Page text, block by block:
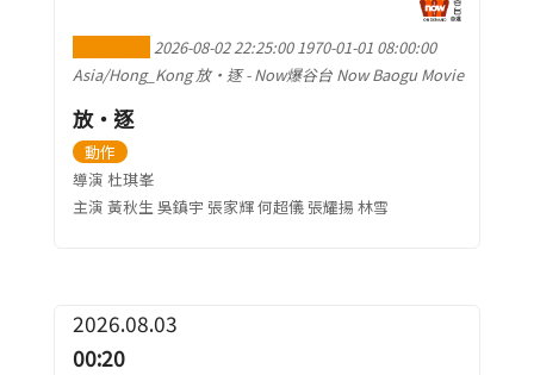
2026-08-02 22:25:00 1970-01-01 08:00:00
Asia/Hong_Kong 放‧逐 - Now爆谷台 Now Baogu Movie
放‧逐
動作
導演 杜琪峯
主演 黃秋生 吳鎮宇 張家輝 何超儀 張耀揚 林雪
2026.08.03
00:20